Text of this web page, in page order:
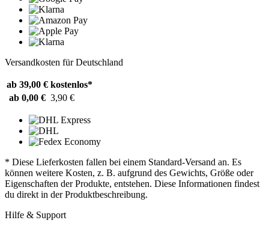
Versandkosten für Deutschland
ab 39,00 € kostenlos*
ab 0,00 € 3,90 €
* Diese Lieferkosten fallen bei einem Standard-Versand an. Es
können weitere Kosten, z. B. aufgrund des Gewichts, Größe oder
Eigenschaften der Produkte, entstehen. Diese Informationen findest
du direkt in der Produktbeschreibung.
Hilfe & Support